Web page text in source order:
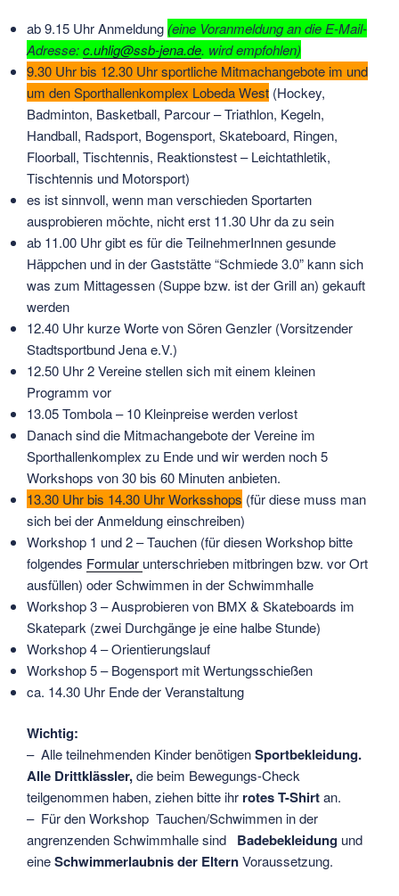
ab 9.15 Uhr Anmeldung (eine Voranmeldung an die E-Mail-
Adresse:c.uhlig@ssb-jena.de. wird empfohlen)
9.30 Uhr bis 12.30 Uhr sportliche Mitmachangebote im und
um den Sporthallenkomplex Lobeda West (Hockey,
Badminton, Basketball, Parcour – Triathlon, Kegeln,
Handball, Radsport, Bogensport, Skateboard, Ringen,
Floorball, Tischtennis, Reaktionstest – Leichtathletik,
Tischtennis und Motorsport)
es ist sinnvoll, wenn man verschieden Sportarten
ausprobieren möchte, nicht erst 11.30 Uhr da zu sein
ab 11.00 Uhr gibt es für die TeilnehmerInnen gesunde
Häppchen und in der Gaststätte “Schmiede 3.0” kann sich
was zum Mittagessen (Suppe bzw. ist der Grill an) gekauft
werden
12.40 Uhr kurze Worte von Sören Genzler (Vorsitzender
Stadtsportbund Jena e.V.)
12.50 Uhr 2 Vereine stellen sich mit einem kleinen
Programm vor
13.05 Tombola – 10 Kleinpreise werden verlost
Danach sind die Mitmachangebote der Vereine im
Sporthallenkomplex zu Ende und wir werden noch 5
Workshops von 30 bis 60 Minuten anbieten.
13.30 Uhr bis 14.30 Uhr Worksshops (für diese muss man
sich bei der Anmeldung einschreiben)
Workshop 1 und 2 – Tauchen (für diesen Workshop bitte
folgendes Formular unterschrieben mitbringen bzw. vor Ort
ausfüllen) oder Schwimmen in der Schwimmhalle
Workshop 3 – Ausprobieren von BMX & Skateboards im
Skatepark (zwei Durchgänge je eine halbe Stunde)
Workshop 4 – Orientierungslauf
Workshop 5 – Bogensport mit Wertungsschießen
ca. 14.30 Uhr Ende der Veranstaltung
Wichtig:
– Alle teilnehmenden Kinder benötigenSportbekleidung.
Alle Drittklässler,die beim Bewegungs-Check
teilgenommen haben, ziehen bitte ihr rotes T-Shirtan.
– Für den Workshop Tauchen/Schwimmen in der
angrenzenden Schwimmhalle sind Badebekleidung und
eineSchwimmerlaubnis der ElternVoraussetzung.